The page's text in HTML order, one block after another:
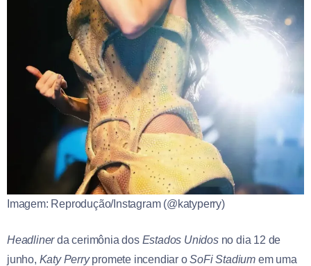
Imagem: Reprodução/Instagram (@katyperry)
Headlinerda cerimônia dos Estados Unidosno dia 12 de
junho, Katy Perrypromete incendiar oSoFi Stadium em uma